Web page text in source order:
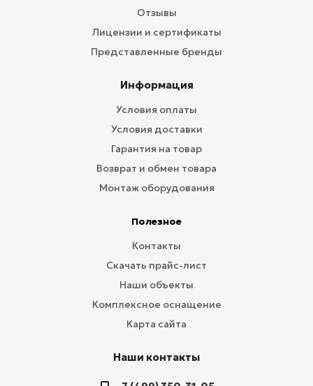
Отзывы
Лицензии и сертификаты
Представленные бренды
Информация
Условия оплаты
Условия доставки
Гарантия на товар
Возврат и обмен товара
Монтаж оборудования
Полезное
Контакты
Скачать прайс-лист
Наши объекты
Комплексное оснащение
Карта сайта
Наши контакты